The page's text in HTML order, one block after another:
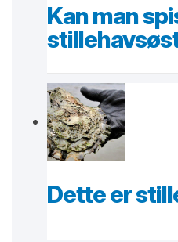
Kan man
Dette er